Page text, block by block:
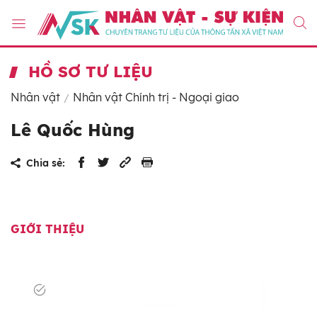
HỒ SƠ TƯ LIỆU
Nhân vật Nhân vật Chính trị - Ngoại giao
Lê Quốc Hùng
Chia sẻ:
GIỚI THIỆU